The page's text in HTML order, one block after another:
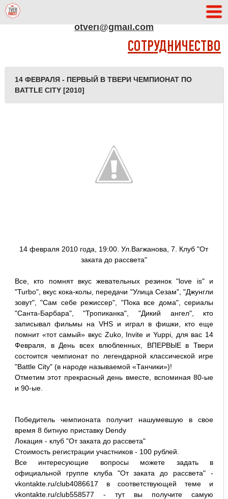
otveri@gmail.com
СОТРУДНИЧЕСТВО
14 ФЕВРАЛЯ - ПЕРВЫЙ В ТВЕРИ ЧЕМПИОНАТ ПО
BATTLE CITY [2010]
14 февраля 2010 года, 19:00. Ул.Вагжанова, 7. Клуб "От
заката до рассвета"
Все, кто помнят вкус жевательных резинок "love is" и
"Turbo", вкус кока-колы, передачи "Улица Сезам", "Джунгли
зовут", "Сам себе режиссер", "Пока все дома", сериалы
"Санта-Барбара", "Тропиканка", "Дикий ангел", кто
записывал фильмы на VHS и играл в фишки, кто еще
помнит «тот самый» вкус Zuko, Invite и Yuppi, для вас 14
Февраля, в День всех влюбленных, ВПЕРВЫЕ в Твери
состоится чемпионат по легендарной классической игре
"Battle City" (в народе называемой «Танчики»)!
Отметим этот прекрасный день вместе, вспоминая 80-ые
и 90-ые.
Победитель чемпионата получит нашумевшую в свое
время 8 битную приставку Dendy
Локация - клуб "От заката до рассвета"
Стоимость регистрации участников - 100 рублей.
Все интересующие вопросы можете задать в
официальной группе клуба "От заката до рассвета" -
vkontakte.ru/club4086617 в соответствующей теме и
vkontakte.ru/club558577 - тут вы получите самую